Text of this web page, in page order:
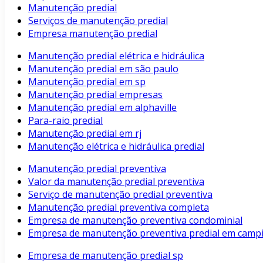
Manutenção predial
Serviços de manutenção predial
Empresa manutenção predial
Manutenção predial elétrica e hidráulica
Manutenção predial em são paulo
Manutenção predial em sp
Manutenção predial empresas
Manutenção predial em alphaville
Para-raio predial
Manutenção predial em rj
Manutenção elétrica e hidráulica predial
Manutenção predial preventiva
Valor da manutenção predial preventiva
Serviço de manutenção predial preventiva
Manutenção predial preventiva completa
Empresa de manutenção preventiva condominial
Empresa de manutenção preventiva predial em
Empresa de manutenção predial sp